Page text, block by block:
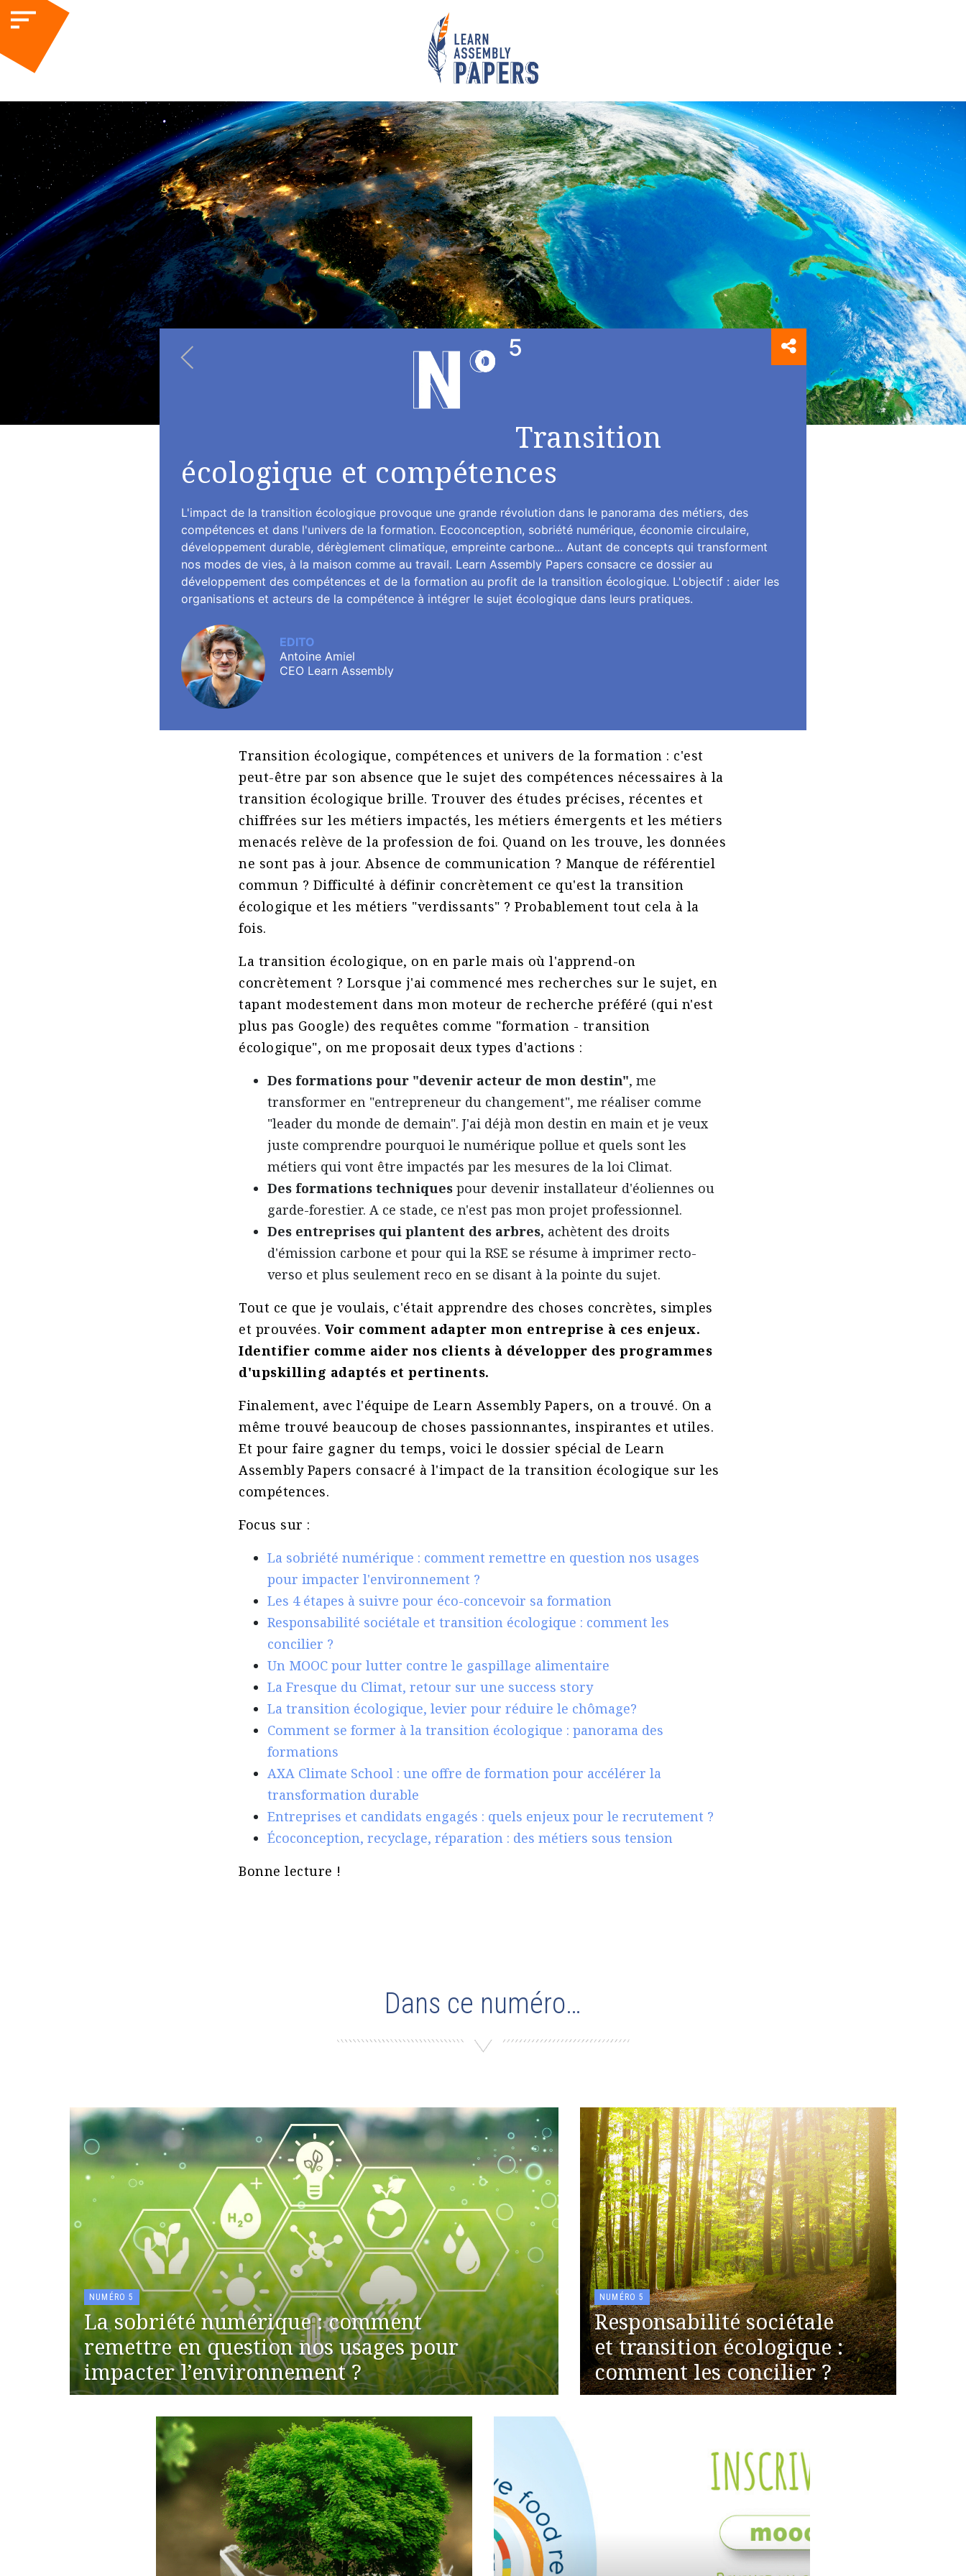
5
Transition
écologique et compétences
L'impact de la transition écologique provoque une grande révolution dans le panorama des métiers, des
compétences et dans l'univers de la formation. Ecoconception, sobriété numérique, économie circulaire,
développement durable, dérèglement climatique, empreinte carbone... Autant de concepts qui transforment
nos modes de vies, à la maison comme au travail. Learn Assembly Papers consacre ce dossier au
développement des compétences et de la formation au profit de la transition écologique. L'objectif : aider les
organisations et acteurs de la compétence à intégrer le sujet écologique dans leurs pratiques.
EDITO
Antoine Amiel
CEO Learn Assembly
Transition écologique, compétences et univers de la formation : c'est
peut-être par son absence que le sujet des compétences nécessaires à la
transition écologique brille. Trouver des études précises, récentes et
chiffrées sur les métiers impactés, les métiers émergents et les métiers
menacés relève de la profession de foi. Quand on les trouve, les données
ne sont pas à jour. Absence de communication ? Manque de référentiel
commun ? Difficulté à définir concrètement ce qu'est la transition
écologique et les métiers "verdissants" ? Probablement tout cela à la
fois.
La transition écologique, on en parle mais où l'apprend-on
concrètement ? Lorsque j'ai commencé mes recherches sur le sujet, en
tapant modestement dans mon moteur de recherche préféré (qui n'est
plus pas Google) des requêtes comme "formation - transition
écologique", on me proposait deux types d'actions :
Des formations pour "devenir acteur de mon destin", me
transformer en "entrepreneur du changement", me réaliser comme
"leader du monde de demain". J'ai déjà mon destin en main et je veux
juste comprendre pourquoi le numérique pollue et quels sont les
métiers qui vont être impactés par les mesures de la loi Climat.
Des formations techniques pour devenir installateur d'éoliennes ou
garde-forestier. A ce stade, ce n'est pas mon projet professionnel.
Des entreprises qui plantent des arbres, achètent des droits
d'émission carbone et pour qui la RSE se résume à imprimer recto-
verso et plus seulement reco en se disant à la pointe du sujet.
Tout ce que je voulais, c'était apprendre des choses concrètes, simples
et prouvées. Voir comment adapter mon entreprise à ces enjeux.
Identifier comme aider nos clients à développer des programmes
d'upskilling adaptés et pertinents.
Finalement, avec l'équipe de Learn Assembly Papers, on a trouvé. On a
même trouvé beaucoup de choses passionnantes, inspirantes et utiles.
Et pour faire gagner du temps, voici le dossier spécial de Learn
Assembly Papers consacré à l'impact de la transition écologique sur les
compétences.
Focus sur :
La sobriété numérique : comment remettre en question nos usages
pour impacter l'environnement ?
Les 4 étapes à suivre pour éco-concevoir sa formation
Responsabilité sociétale et transition écologique : comment les
concilier ?
Un MOOC pour lutter contre le gaspillage alimentaire
La Fresque du Climat, retour sur une success story
La transition écologique, levier pour réduire le chômage?
Comment se former à la transition écologique : panorama des
formations
AXA Climate School : une offre de formation pour accélérer la
transformation durable
Entreprises et candidats engagés : quels enjeux pour le recrutement ?
Écoconception, recyclage, réparation : des métiers sous tension
Bonne lecture !
Dans ce numéro…
NUMÉRO 5
La sobriété numérique : comment
remettre en question nos usages pour
impacter l’environnement ?
NUMÉRO 5
Responsabilité sociétale
et transition écologique :
comment les concilier ?